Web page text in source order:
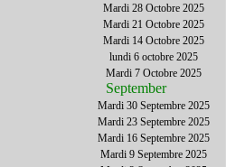
Etre present dans
Mardi 28 Octobre 2025
Mardi 21 Octobre 2025
Mardi 14 Octobre 2025
lundi 6 octobre 2025
Mardi 7 Octobre 2025
September
Mardi 30 Septembre 2025
Mardi 23 Septembre 2025
Mardi 16 Septembre 2025
Mardi 9 Septembre 2025